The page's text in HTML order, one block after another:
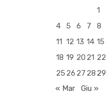
1
4
5 6 7 8
11 12 13 14 15
18 19 20 21 22
25 26 27 28 29
« Mar
Giu »